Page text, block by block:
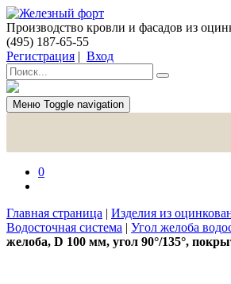
Производство кровли и фасадов из
(495) 187-65-55
Регистрация | Вход
Меню Toggle navigation
0
Главная страница | Изделия из
Водосточная система | Угол желоба
желоба, D 100 мм, угол 90°/135°,